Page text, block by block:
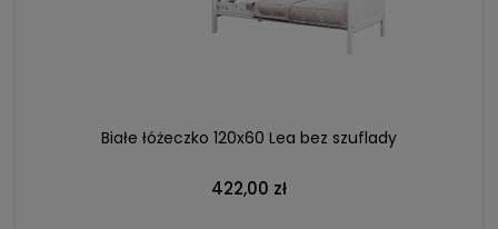
Białe łóżeczko 120x60 Lea bez szuflady
422,00 zł